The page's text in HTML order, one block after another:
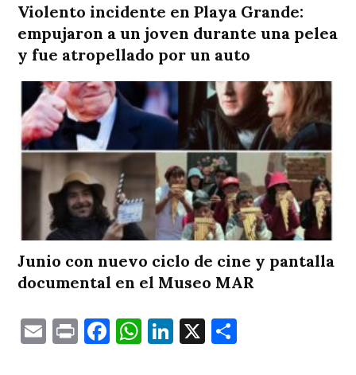
Violento incidente en Playa Grande:
empujaron a un joven durante una pelea
y fue atropellado por un auto
Junio con nuevo ciclo de cine y pantalla
documental en el Museo MAR
EmailPrintFacebook
WhatsApp
LinkedIn
X